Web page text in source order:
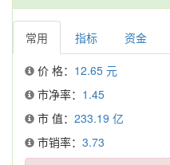
常用 指标 资金
价 格： 12.65 元
市净率： 1.45
市 值： 233.19 亿
市销率： 3.73